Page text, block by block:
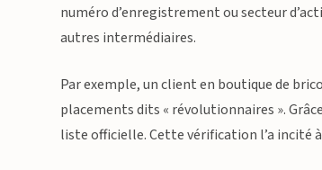
numéro d’enregistrement ou secteur
autres intermédiaires.
Par exemple, un client en boutique de
placements dits « révolutionnaires ».
liste officielle. Cette vérification l’a incité